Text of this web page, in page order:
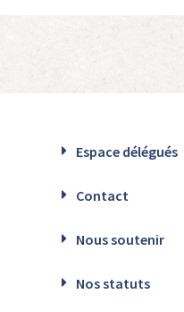
Espace délégués
Contact
Nous soutenir
Nos statuts